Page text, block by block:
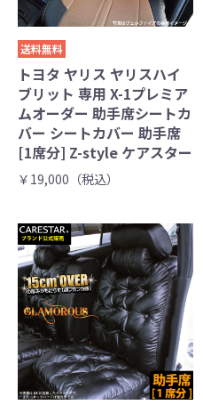
送料無料
トヨタ ヤリス ヤリスハイ
ブリット 専用 X-1プレミア
ムオーダー 助手席シートカ
バー シートカバー 助手席
[1席分] Z-style ケアスター
￥19,000（税込）